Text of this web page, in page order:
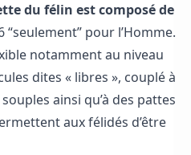
du félin est composé de
pour l’Homme.
notamment au niveau
dites « libres », couplé à
ainsi qu’à des pattes
aux félidés d’être